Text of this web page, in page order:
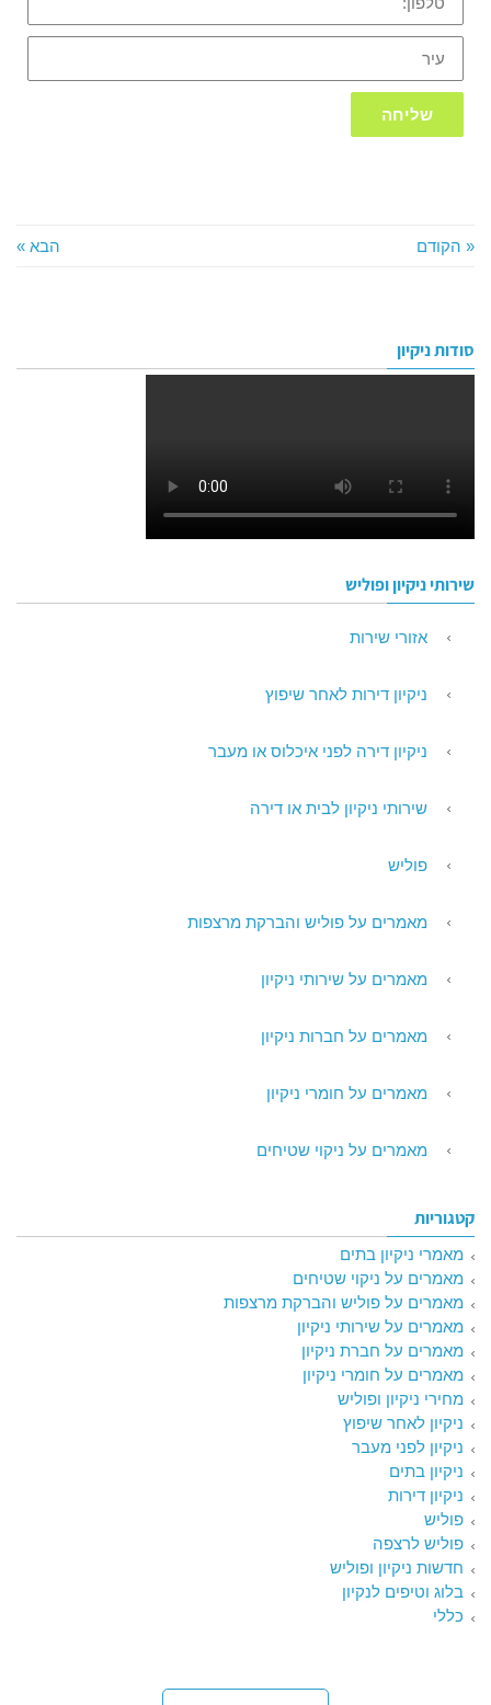
עיר
שליחה
« הקודם הבא »
סודות ניקיון
שירותי ניקיון ופוליש
אזורי שירות
ניקיון דירות לאחר שיפוץ
ניקיון דירה לפני איכלוס או מעבר
שירותי ניקיון לבית או דירה
פוליש
מאמרים על פוליש והברקת מרצפות
מאמרים על שירותי ניקיון
מאמרים על חברות ניקיון
מאמרים על חומרי ניקיון
מאמרים על ניקוי שטיחים
קטגוריות
מאמרי ניקיון בתים
מאמרים על ניקוי שטיחים
מאמרים על פוליש והברקת מרצפות
מאמרים על שירותי ניקיון
מאמרים על חברת ניקיון
מאמרים על חומרי ניקיון
מחירי ניקיון ופוליש
ניקיון לאחר שיפוץ
ניקיון לפני מעבר
ניקיון בתים
ניקיון דירות
פוליש
פוליש לרצפה
חדשות ניקיון ופוליש
בלוג וטיפים לנקיון
כללי